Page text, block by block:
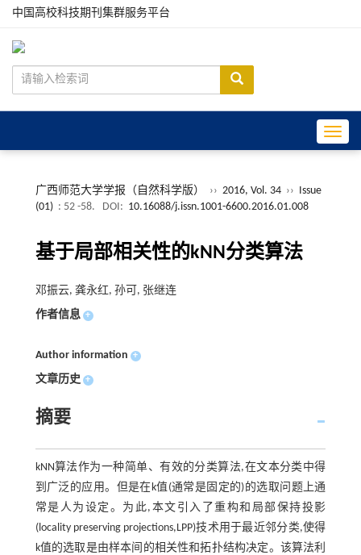
中国高校科技期刊集群服务平台
广西师范大学学报（自然科学版） ›› 2016, Vol. 34 ›› Issue
(01) : 52 -58. DOI: 10.16088/j.issn.1001-6600.2016.01.008
基于局部相关性的kNN分类算法
邓振云, 龚永红, 孙可, 张继连
作者信息 +
Author information +
文章历史 +
摘要
kNN算法作为一种简单、有效的分类算法,在文本分类中得
到广泛的应用。但是在k值(通常是固定的)的选取问题上通
常是人为设定。为此,本文引入了重构和局部保持投影
(locality preserving projections,LPP)技术用于最近邻分类,使得
k值的选取是由样本间的相关性和拓扑结构决定。该算法利